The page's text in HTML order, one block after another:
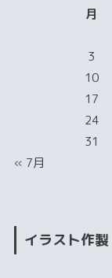
月
3
10
17
24
31
« 7月
イラスト作製